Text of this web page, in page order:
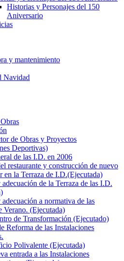
Historias y Personajes del 150
Aniversario
y mantenimiento
Navidad
de Obras y Proyectos
Deportivas)
de las I.D. en 2006
restaurante y construcción de nuevo
en la Terraza de I.D.(Ejecutada)
de la Terraza de las I.D.
a normativa de las
Verano. (Ejecutada)
de Transformación (Ejecutado)
Reforma de las Instalaciones
Polivalente (Ejecutada)
entrada a las Instalaciones